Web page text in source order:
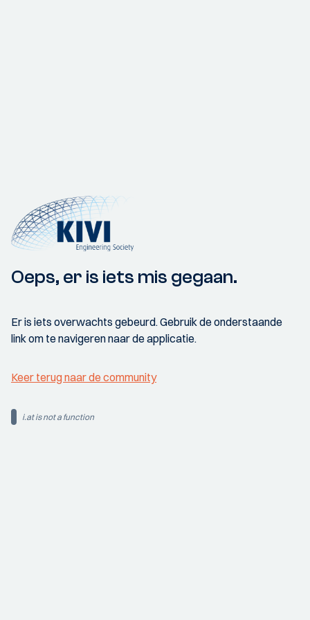
Oeps, er is iets mis gegaan.
Er is iets overwachts gebeurd. Gebruik de onderstaande
link om te navigeren naar de applicatie.
Keer terug naar de community
i.at is not a function